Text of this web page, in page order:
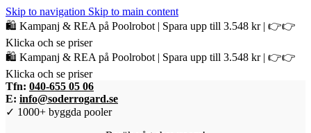
Skip to navigation Skip to main content
🛍️ Kampanj & REA på Poolrobot | Spara upp till 3.548 kr | 👉👉
Klicka och se priser
🛍️ Kampanj & REA på Poolrobot | Spara upp till 3.548 kr | 👉👉
Klicka och se priser
Tfn: 040-655 05 06
E: info@soderrogard.se
✓ 1000+ byggda pooler